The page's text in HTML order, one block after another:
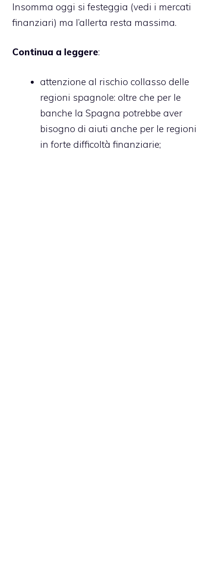
Insomma oggi si festeggia (vedi i mercati
finanziari) ma l’allerta resta massima.
Continua a leggere:
attenzione al rischio collasso delle
regioni spagnole: oltre che per le
banche la Spagna potrebbe aver
bisogno di aiuti anche per le regioni
in forte difficoltà finanziarie;